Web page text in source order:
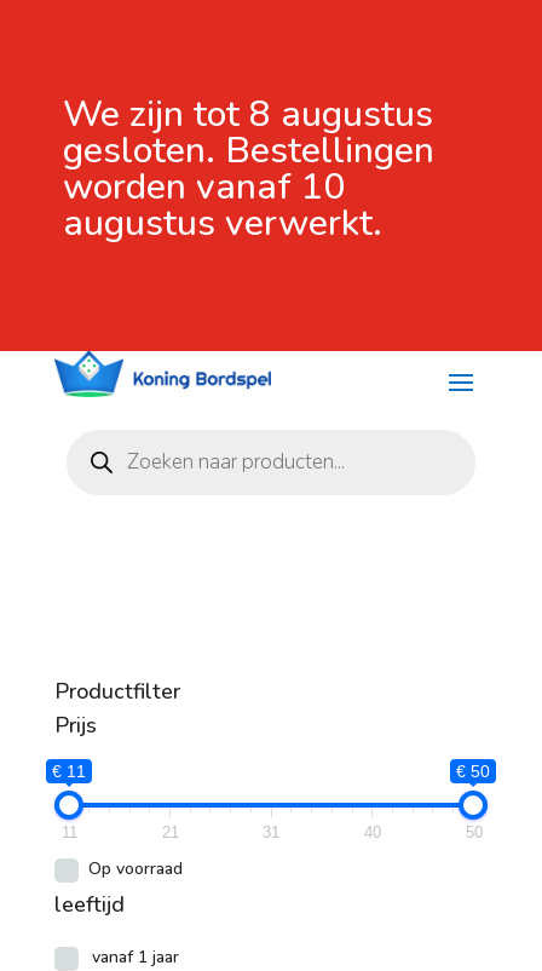
We zijn tot 8 augustus
gesloten. Bestellingen
worden vanaf 10
augustus verwerkt.
zoeken
Productfilter
Prijs
€ 11 € 50
11 21 31 40 50
Op voorraad
leeftijd
vanaf 1 jaar